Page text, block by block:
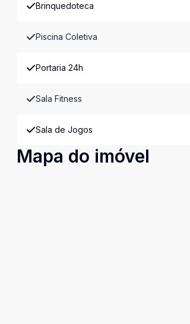
Brinquedoteca
Piscina Coletiva
Portaria 24h
Sala Fitness
Sala de Jogos
Mapa do imóvel